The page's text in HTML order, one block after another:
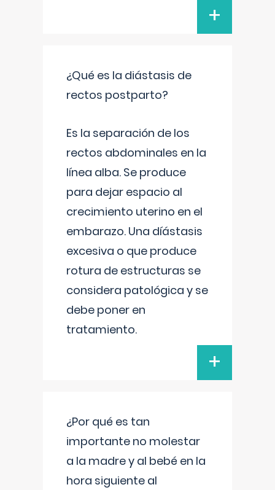
+
¿Qué es la diástasis de
rectos postparto?
Es la separación de los
rectos abdominales en la
línea alba. Se produce
para dejar espacio al
crecimiento uterino en el
embarazo. Una díástasis
excesiva o que produce
rotura de estructuras se
considera patológica y se
debe poner en
tratamiento.
+
¿Por qué es tan
importante no molestar
a la madre y al bebé en la
hora siguiente al